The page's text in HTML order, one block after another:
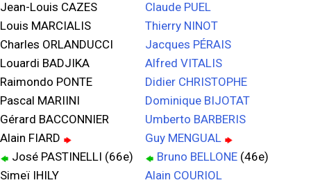
Jean-Louis CAZES
Louis MARCIALIS
Charles ORLANDUCCI
Louardi BADJIKA
Raimondo PONTE
Pascal MARIINI
Gérard BACCONNIER
Alain FIARD
José PASTINELLI (66e)
Simeï IHILY
Claude PUEL
Thierry NINOT
Jacques PÉRAIS
Alfred VITALIS
Didier CHRISTOPHE
Dominique BIJOTAT
Umberto BARBERIS
Guy MENGUAL
Bruno BELLONE (46e)
Alain COURIOL